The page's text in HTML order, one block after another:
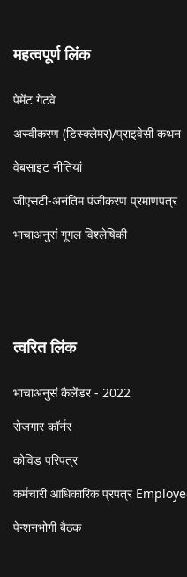
महत्वपूर्ण लिंक
पेमेंट गेटवे
अस्वीकरण (डिस्क्लेमर)/प्राइवेसी कथन
वेबसाइट नीतियां
जीएसटी-अनंतिम पंजीकरण प्रमाणपत्र
भाचाअनुसं गूगल विश्लेषिकी
त्वरित लिंक
भाचाअनुसं कैलेंडर - 2022
रोजगार कॉर्नर
कोविड परिपत्र
कर्मचारी आधिकारिक प्रपत्र
पेन्शनभोगी बैठक